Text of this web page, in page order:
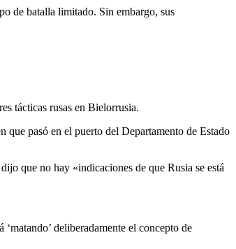
de batalla limitado. Sin embargo, sus
tácticas rusas en Bielorrusia.
que pasó en el puerto del Departamento de Estado
que no hay «indicaciones de que Rusia se está
deliberadamente el concepto de